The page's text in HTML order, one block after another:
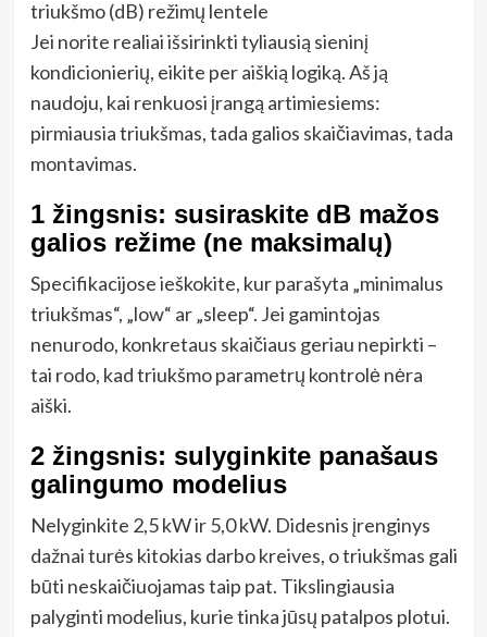
triukšmo (dB) režimų lentele
Jei norite realiai išsirinkti tyliausią sieninį
kondicionierių, eikite per aiškią logiką. Aš ją
naudoju, kai renkuosi įrangą artimiesiems:
pirmiausia triukšmas, tada galios skaičiavimas, tada
montavimas.
1 žingsnis: susiraskite dB mažos
galios režime (ne maksimalų)
Specifikacijose ieškokite, kur parašyta „minimalus
triukšmas“, „low“ ar „sleep“. Jei gamintojas
nenurodo, konkretaus skaičiaus geriau nepirkti –
tai rodo, kad triukšmo parametrų kontrolė nėra
aiški.
2 žingsnis: sulyginkite panašaus
galingumo modelius
Nelyginkite 2,5 kW ir 5,0 kW. Didesnis įrenginys
dažnai turės kitokias darbo kreives, o triukšmas gali
būti neskaičiuojamas taip pat. Tikslingiausia
palyginti modelius, kurie tinka jūsų patalpos plotui.